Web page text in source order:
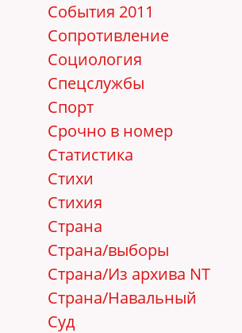
События 2011
Сопротивление
Социология
Спецслужбы
Спорт
Срочно в номер
Статистика
Стихи
Стихия
Страна
Страна/выборы
Страна/Из архива NT
Страна/Навальный
Суд